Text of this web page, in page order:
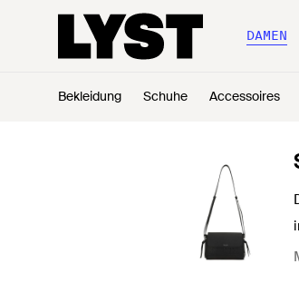
DAMEN
Bekleidung Schuhe Accessoires